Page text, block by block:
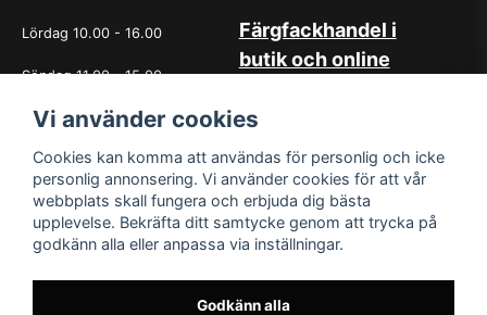
Lördag 10.00 - 16.00
Söndag 11.00 - 15.00
OBS. Avvikande öppettider
Färgfackhandel i
butik och online
det sedan starten 1965 varit
kundservice. Du kan känna dig
trygg med köp hos oss
oavsett om det är i butiken i
Sundsvall eller online. Det går
lika bra att kontakta oss via
mail eller per telefon. Vår butik
med generösa öppettider har
funnits i över 50år.
Vi använder cookies
Cookies kan komma att användas för personlig och icke
personlig annonsering. Vi använder cookies för att vår
webbplats skall fungera och erbjuda dig bästa
upplevelse. Bekräfta ditt samtycke genom att trycka på
godkänn alla eller anpassa via inställningar.
Godkänn alla